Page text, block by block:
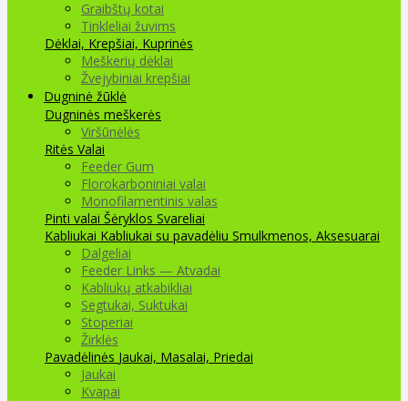
Graibštų kotai
Tinkleliai žuvims
Dėklai, Krepšiai, Kuprinės
Meškerių dėklai
Žvejybiniai krepšiai
Dugninė žūklė
Dugninės meškerės
Viršūnėlės
Ritės Valai
Feeder Gum
Florokarboniniai valai
Monofilamentinis valas
Pinti valai Šėryklos Svareliai
Kabliukai Kabliukai su pavadėliu Smulkmenos, Aksesuarai
Dalgeliai
Feeder Links — Atvadai
Kabliukų atkabikliai
Segtukai, Suktukai
Stoperiai
Žirklės
Pavadėlinės Jaukai, Masalai, Priedai
Jaukai
Kvapai